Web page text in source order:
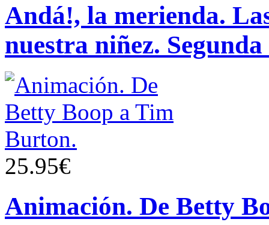
Andá!, la merienda.
nuestra niñez.
25.95€
Animación. De Betty